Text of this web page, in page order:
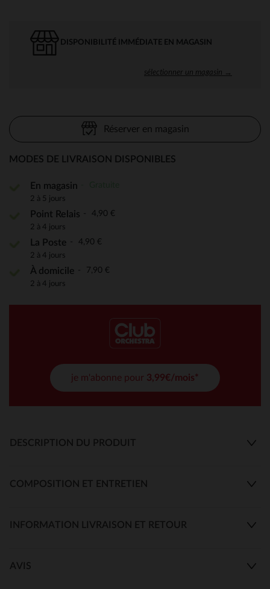
DISPONIBILITÉ IMMÉDIATE EN MAGASIN
sélectionner un magasin →
Réserver en magasin
MODES DE LIVRAISON DISPONIBLES
En magasin
2 à 5 jours
Point Relais 4,90 €
2 à 4 jours
La Poste 4,90 €
2 à 4 jours
À domicile 7,90 €
2 à 4 jours
je m'abonne pour 3,99€/mois*
DESCRIPTION DU PRODUIT
COMPOSITION ET ENTRETIEN
INFORMATION LIVRAISON ET RETOUR
AVIS